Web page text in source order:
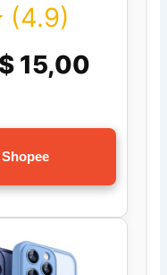
(4.9)
15,00